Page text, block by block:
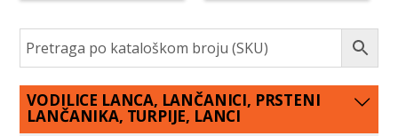
VODILICE LANCA, LANČANICI, PRSTENI
LANČANIKA, TURPIJE, LANCI